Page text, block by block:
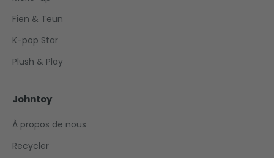
Fien & Teun
K-pop Star
Plush & Play
Johntoy
À propos de nous
Recycler